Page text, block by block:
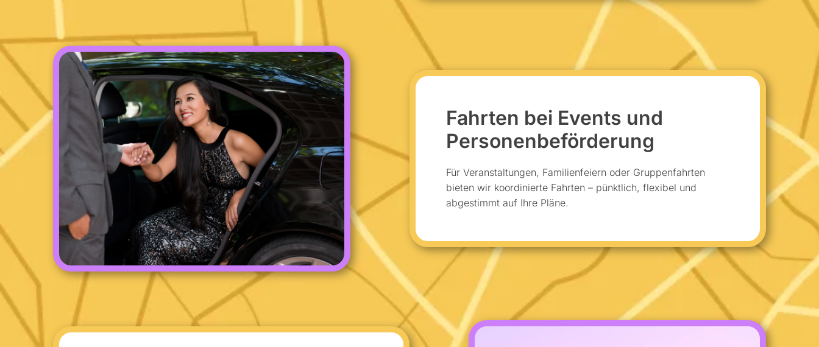
Fahrten bei Events und
Personenbeförderung
Für Veranstaltungen, Familienfeiern oder Gruppenfahrten
bieten wir koordinierte Fahrten – pünktlich, flexibel und
abgestimmt auf Ihre Pläne.